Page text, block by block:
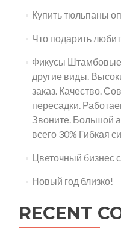
Купить тюльпаны
Что подарить
Фикусы
другие виды.
заказ. Качество.
пересадки.
Звоните. Большой
всего 30% Гибкая
Цветочный бизнес
Новый год близко!
RECENT